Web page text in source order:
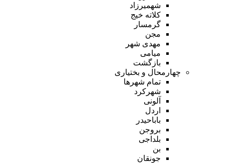
شهمیرزاد
کلاته خیج
گرمسار
مجن
مهدی شهر
میامی
بازگشت
چهارمحال و بختیاری
تمام شهر‌ها
شهرکرد
آلونی
اردل
باباحیدر
بروجن
بلداجی
بن
جونقان